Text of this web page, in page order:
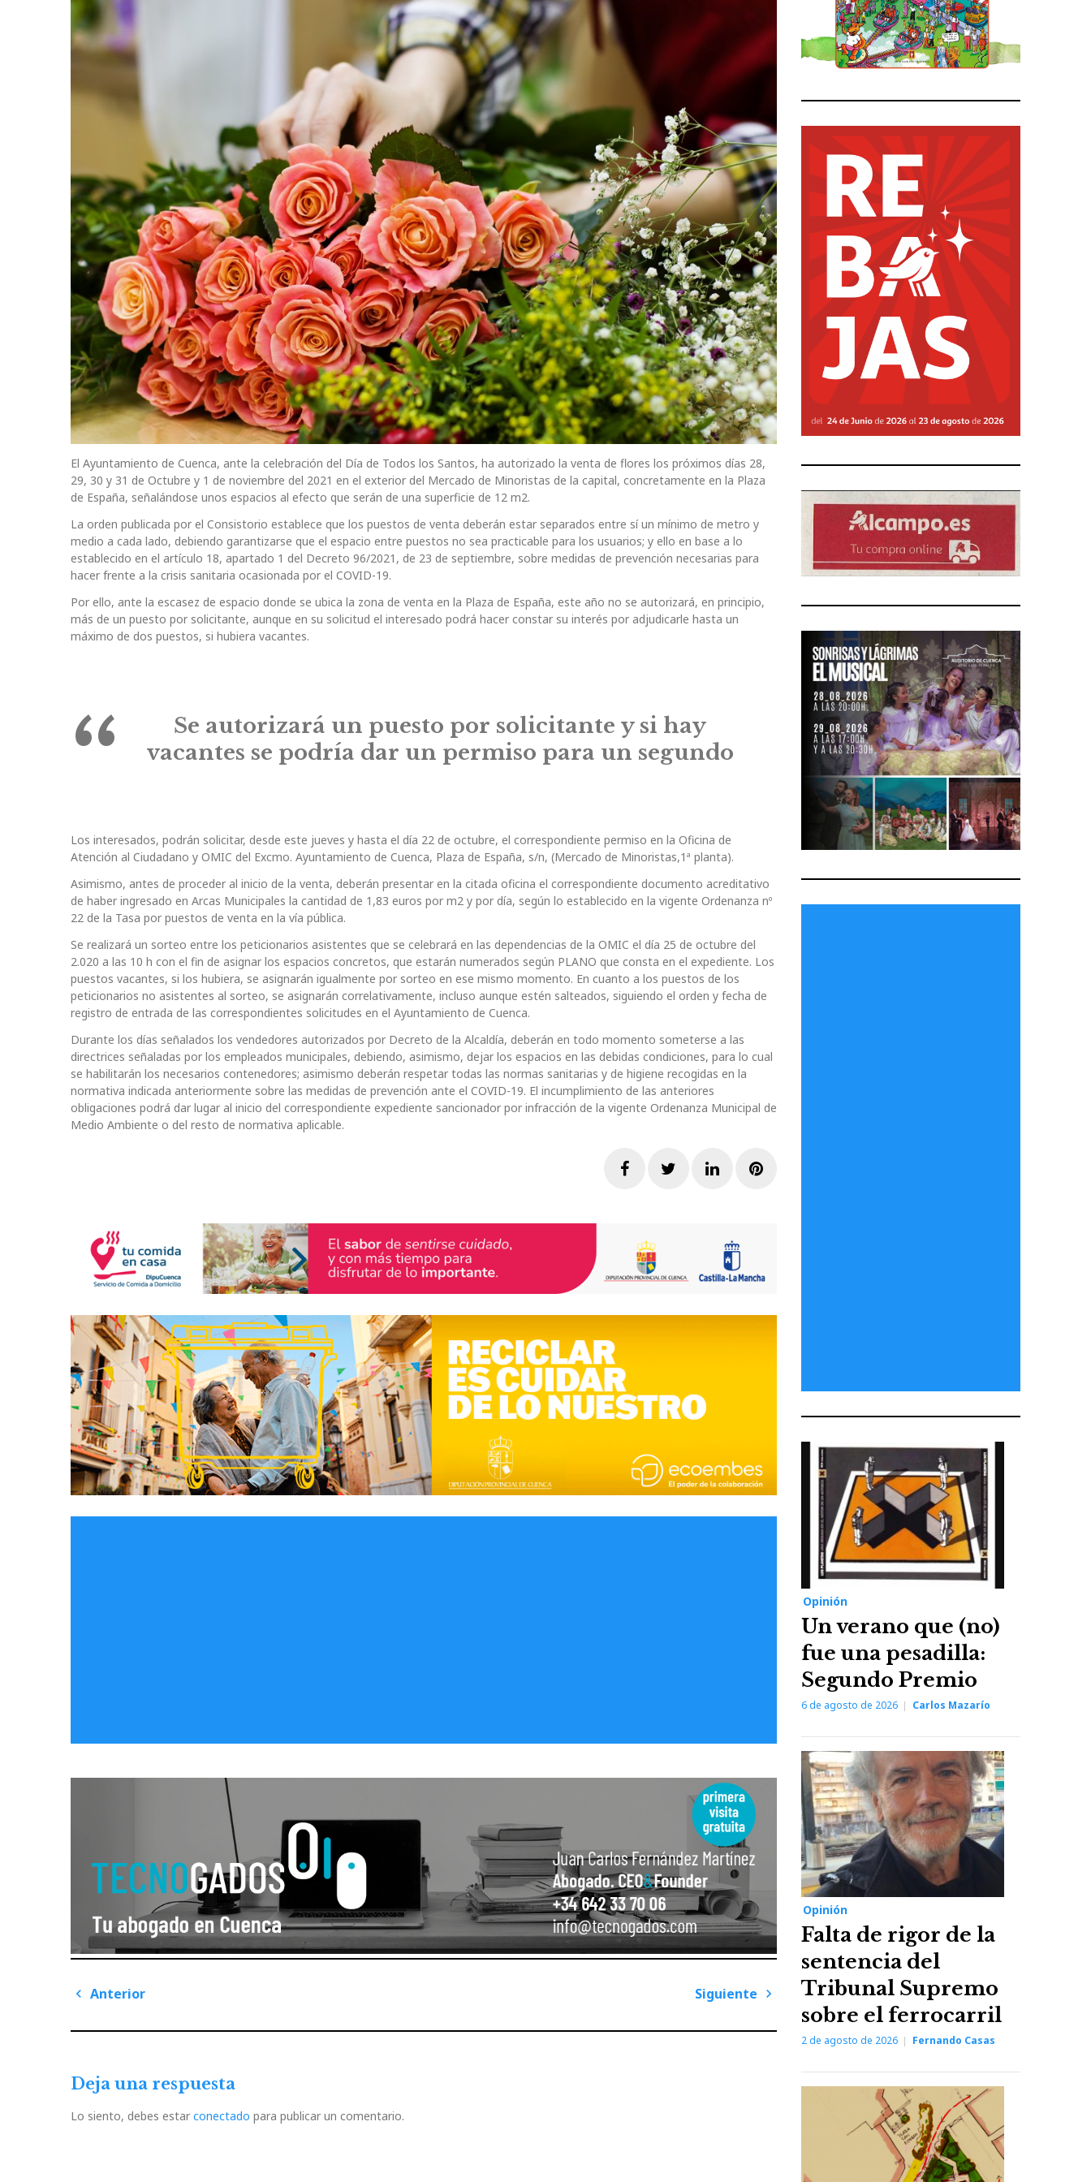
El Ayuntamiento de Cuenca, ante la celebración del Día de Todos los Santos, ha autorizado la venta de flores los próximos días 28,
29, 30 y 31 de Octubre y 1 de noviembre del 2021 en el exterior del Mercado de Minoristas de la capital, concretamente en la Plaza
de España, señalándose unos espacios al efecto que serán de una superficie de 12 m2.
La orden publicada por el Consistorio establece que los puestos de venta deberán estar separados entre sí un mínimo de metro y
medio a cada lado, debiendo garantizarse que el espacio entre puestos no sea practicable para los usuarios; y ello en base a lo
establecido en el artículo 18, apartado 1 del Decreto 96/2021, de 23 de septiembre, sobre medidas de prevención necesarias para
hacer frente a la crisis sanitaria ocasionada por el COVID-19.
Por ello, ante la escasez de espacio donde se ubica la zona de venta en la Plaza de España, este año no se autorizará, en principio,
más de un puesto por solicitante, aunque en su solicitud el interesado podrá hacer constar su interés por adjudicarle hasta un
máximo de dos puestos, si hubiera vacantes.
Se autorizará un puesto por solicitante y si hay
vacantes se podría dar un permiso para un segundo
Los interesados, podrán solicitar, desde este jueves y hasta el día 22 de octubre, el correspondiente permiso en la Oficina de
Atención al Ciudadano y OMIC del Excmo. Ayuntamiento de Cuenca, Plaza de España, s/n, (Mercado de Minoristas,1ª planta).
Asimismo, antes de proceder al inicio de la venta, deberán presentar en la citada oficina el correspondiente documento acreditativo
de haber ingresado en Arcas Municipales la cantidad de 1,83 euros por m2 y por día, según lo establecido en la vigente Ordenanza nº
22 de la Tasa por puestos de venta en la vía pública.
Se realizará un sorteo entre los peticionarios asistentes que se celebrará en las dependencias de la OMIC el día 25 de octubre del
2.020 a las 10 h con el fin de asignar los espacios concretos, que estarán numerados según PLANO que consta en el expediente. Los
puestos vacantes, si los hubiera, se asignarán igualmente por sorteo en ese mismo momento. En cuanto a los puestos de los
peticionarios no asistentes al sorteo, se asignarán correlativamente, incluso aunque estén salteados, siguiendo el orden y fecha de
registro de entrada de las correspondientes solicitudes en el Ayuntamiento de Cuenca.
Durante los días señalados los vendedores autorizados por Decreto de la Alcaldía, deberán en todo momento someterse a las
directrices señaladas por los empleados municipales, debiendo, asimismo, dejar los espacios en las debidas condiciones, para lo cual
se habilitarán los necesarios contenedores; asimismo deberán respetar todas las normas sanitarias y de higiene recogidas en la
normativa indicada anteriormente sobre las medidas de prevención ante el COVID-19. El incumplimiento de las anteriores
obligaciones podrá dar lugar al inicio del correspondiente expediente sancionador por infracción de la vigente Ordenanza Municipal de
Medio Ambiente o del resto de normativa aplicable.
FacebookTwitterLinkedInPinterest
Navegación
de
Anterior
Siguiente
Deja una respuesta
Lo siento, debes estar conectado para publicar un comentario.
Opinión
Un verano que (no)
fue una pesadilla:
Segundo Premio
6 de agosto de 2026 Carlos Mazarío
Opinión
Falta de rigor de la
sentencia del
Tribunal Supremo
sobre el ferrocarril
2 de agosto de 2026 Fernando Casas